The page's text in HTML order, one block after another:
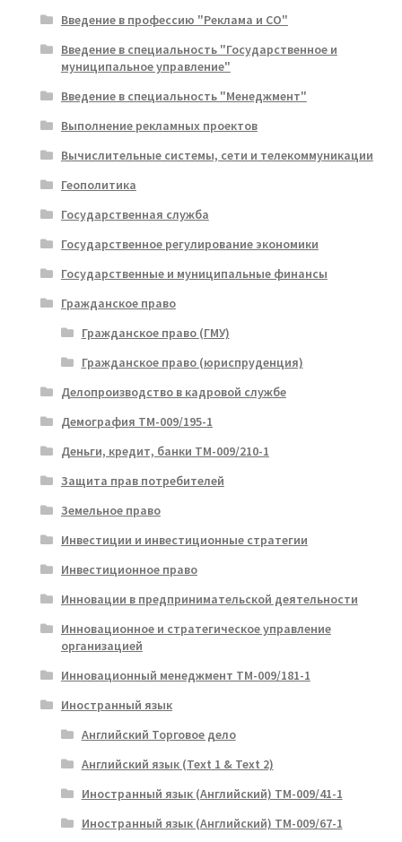
Введение в профессию "Реклама и СО"
Введение в специальность "Государственное и
муниципальное управление"
Введение в специальность "Менеджмент"
Выполнение рекламных проектов
Вычислительные системы, сети и телекоммуникации
Геополитика
Государственная служба
Государственное регулирование экономики
Государственные и муниципальные финансы
Гражданское право
Гражданское право (ГМУ)
Гражданское право (юриспруденция)
Делопроизводство в кадровой службе
Демография ТМ-009/195-1
Деньги, кредит, банки ТМ-009/210-1
Защита прав потребителей
Земельное право
Инвестиции и инвестиционные стратегии
Инвестиционное право
Инновации в предпринимательской деятельности
Инновационное и стратегическое управление
организацией
Инновационный менеджмент ТМ-009/181-1
Иностранный язык
Английский Торговое дело
Английский язык (Text 1 & Text 2)
Иностранный язык (Английский) ТМ-009/41-1
Иностранный язык (Английский) ТМ-009/67-1